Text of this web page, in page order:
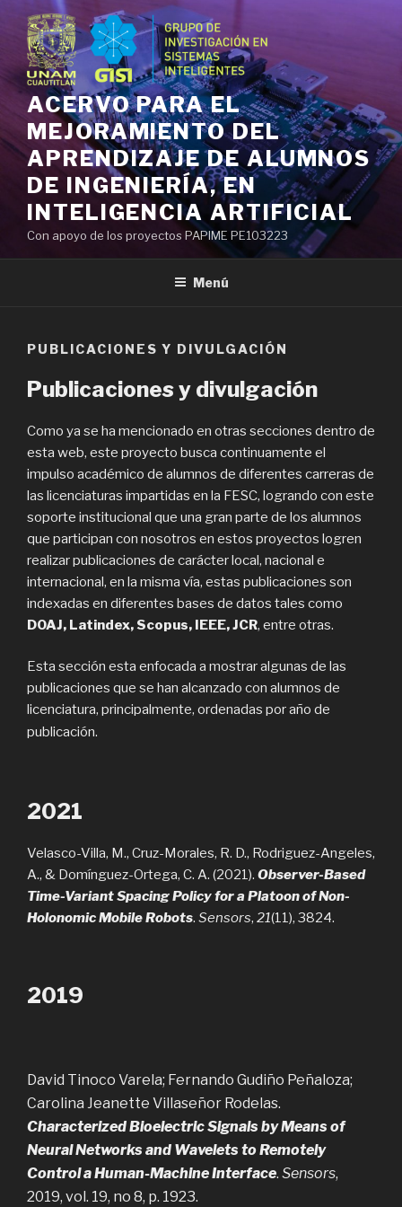
contenido
ACERVO PARA EL
MEJORAMIENTO DEL
APRENDIZAJE DE ALUMNOS
DE INGENIERÍA, EN
INTELIGENCIA ARTIFICIAL
Con apoyo de los proyectos PAPIME PE103223
Menú
PUBLICACIONES Y DIVULGACIÓN
Publicaciones y divulgación
Como ya se ha mencionado en otras secciones dentro de
esta web, este proyecto busca continuamente el
impulso académico de alumnos de diferentes carreras de
las licenciaturas impartidas en la FESC, logrando con este
soporte institucional que una gran parte de los alumnos
que participan con nosotros en estos proyectos logren
realizar publicaciones de carácter local, nacional e
internacional, en la misma vía, estas publicaciones son
indexadas en diferentes bases de datos tales como
DOAJ, Latindex, Scopus, IEEE, JCR, entre otras.
Esta sección esta enfocada a mostrar algunas de las
publicaciones que se han alcanzado con alumnos de
licenciatura, principalmente, ordenadas por año de
publicación.
2021
Velasco-Villa, M., Cruz-Morales, R. D., Rodriguez-Angeles,
A., & Domínguez-Ortega, C. A. (2021). Observer-Based
Time-Variant Spacing Policy for a Platoon of Non-
Holonomic Mobile Robots. Sensors, 21(11), 3824.
2019
David Tinoco Varela; Fernando Gudiño Peñaloza;
Carolina Jeanette Villaseñor Rodelas.
Characterized Bioelectric Signals by Means of
Neural Networks and Wavelets to Remotely
Control a Human-Machine Interface. Sensors,
2019, vol. 19, no 8, p. 1923.